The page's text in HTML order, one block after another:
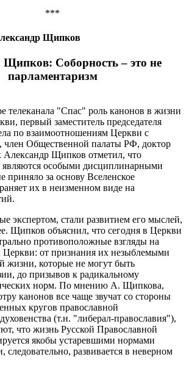
***
Щипков
Щипков: Соборность – это не
парламентаризм
телеканала "Спас" роль канонов в жизни
первый заместитель председателя
по взаимоотношениям Церкви с
Общественной палаты РФ, доктор
Александр Щипков отметил, что
особыми дисциплинарными
приняло за основу Вселенское
их в неизменном виде на
экспертом, стали развитием его мыслей,
Щипков объяснил, что сегодня в Церкви
противоположные взгляды на
Церкви: от признания их незыблемыми
жизни, которые не могут быть
до призывов к радикальному
норм. По мнению А. Щипкова,
канонов все чаще звучат со стороны
кругов православной
(т.н. "либерал-православия"),
что жизнь Русской Православной
якобы устаревшими нормами
следовательно, развивается в неверном